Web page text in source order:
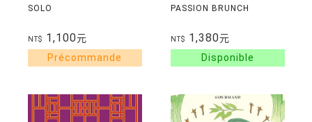
SOLO
NT$ 1,100元
PASSION BRUNCH
NT$ 1,380元